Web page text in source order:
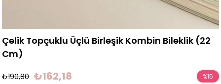
Çelik Topçuklu Üçlü Birleşik Kombin Bileklik (22
Cm)
₺190,80 ₺162,18 %15